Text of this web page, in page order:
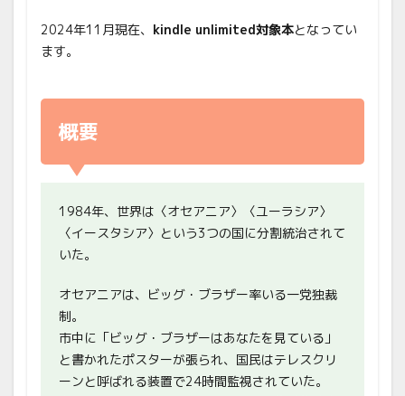
2024年11月現在、 kindle unlimited対象本となってい
ます。
概要
1984年、世界は〈オセアニア〉〈ユーラシア〉
〈イースタシア〉という3つの国に分割統治されて
いた。
オセアニアは、ビッグ・ブラザー率いる一党独裁
制。
市中に「ビッグ・ブラザーはあなたを見ている」
と書かれたポスターが張られ、国民はテレスクリ
ーンと呼ばれる装置で24時間監視されていた。